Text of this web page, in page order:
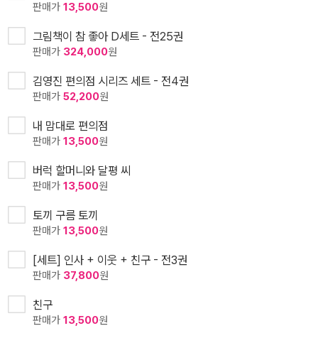
판매가 13,500원
그림책이 참 좋아 D세트 - 전25권
판매가 324,000원
김영진 편의점 시리즈 세트 - 전4권
판매가 52,200원
내 맘대로 편의점
판매가 13,500원
버럭 할머니와 달평 씨
판매가 13,500원
토끼 구름 토끼
판매가 13,500원
[세트] 인사 + 이웃 + 친구 - 전3권
판매가 37,800원
친구
판매가 13,500원